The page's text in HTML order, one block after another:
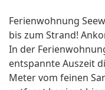
Ferienwohnung
bis zum Strand!
In der
entspannte Auszeit
Meter vom feinen